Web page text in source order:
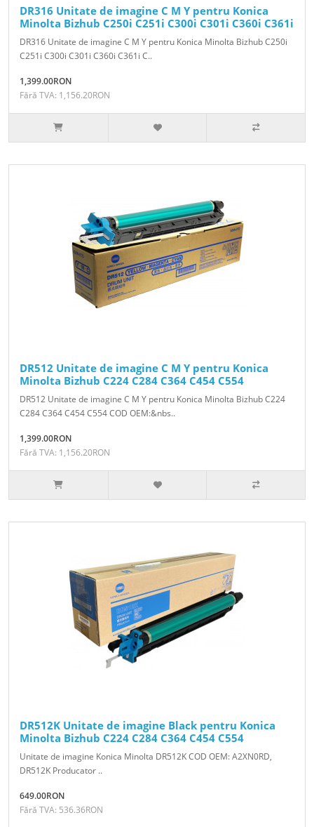
DR316 Unitate de imagine C M Y pentru Konica
Minolta Bizhub C250i C251i C300i C301i C360i C361i
DR316 Unitate de imagine C M Y pentru Konica Minolta Bizhub C250i
C251i C300i C301i C360i C361i C..
1,399.00RON
Fără TVA: 1,156.20RON
DR512 Unitate de imagine C M Y pentru Konica
Minolta Bizhub C224 C284 C364 C454 C554
DR512 Unitate de imagine C M Y pentru Konica Minolta Bizhub C224
C284 C364 C454 C554 COD OEM:&nbs..
1,399.00RON
Fără TVA: 1,156.20RON
DR512K Unitate de imagine Black pentru Konica
Minolta Bizhub C224 C284 C364 C454 C554
Unitate de imagine Konica Minolta DR512K COD OEM: A2XN0RD,
DR512K Producator ..
649.00RON
Fără TVA: 536.36RON